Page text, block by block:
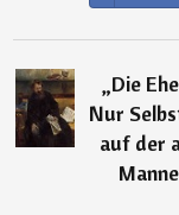
„Die
Nur
auf der